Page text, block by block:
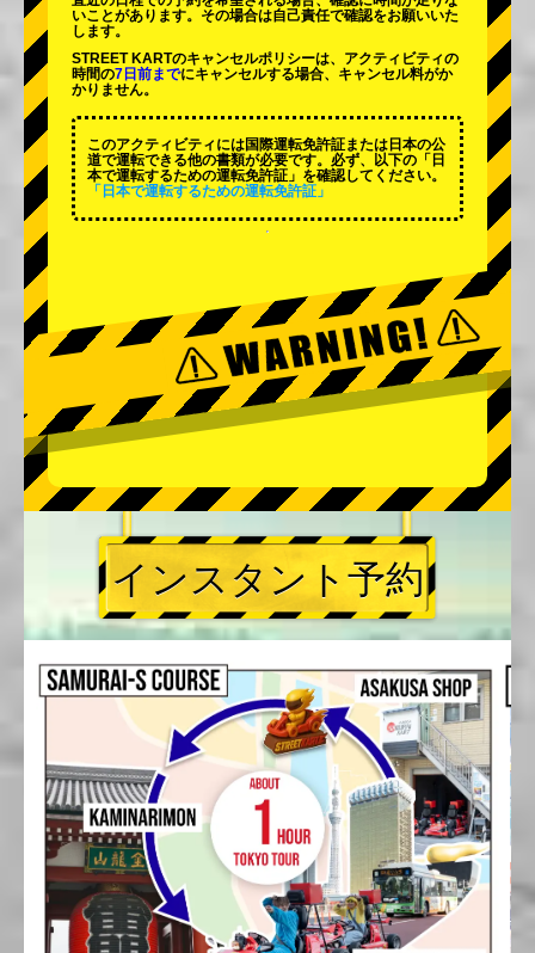
いことがあります。その場合は自己責任で確認をお願いいた
します。
STREET KARTのキャンセルポリシーは、アクティビティの
時間の7日前までにキャンセルする場合、キャンセル料がか
かりません。
このアクティビティには国際運転免許証または日本の公
道で運転できる他の書類が必要です。必ず、以下の「日
本で運転するための運転免許証」を確認してください。
「日本で運転するための運転免許証」
インスタント予約